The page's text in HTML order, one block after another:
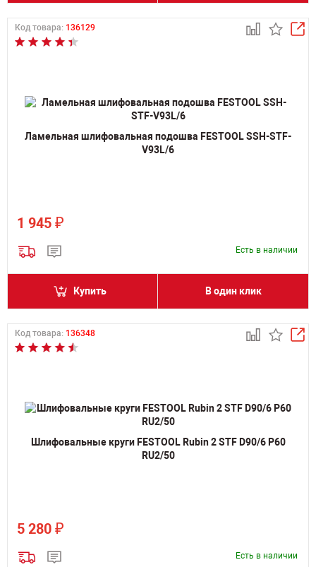
Код товара: 136129
Ламельная шлифовальная подошва FESTOOL SSH-STF-
V93L/6
1 945 ₽
Есть в наличии
Купить В один клик
Код товара: 136348
Шлифовальные круги FESTOOL Rubin 2 STF D90/6 P60
RU2/50
5 280 ₽
Есть в наличии